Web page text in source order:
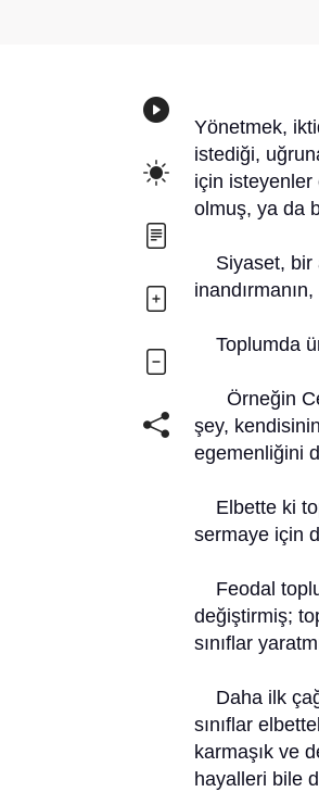
Yönetmek,
istediği,
için
olmuş, ya da
Siyaset, bir
Toplumda
Örneğin
şey,
egemenliğini
Elbette ki
sermaye için
Feodal
değiştirmiş;
sınıflar
Daha ilk
sınıflar
karmaşık ve
hayalleri bile